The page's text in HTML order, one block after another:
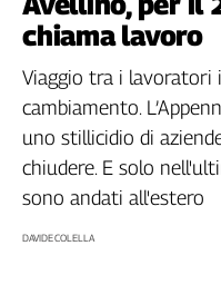
Filcams
Filctem
Fillea
Filt
Fisac
Fp
chiama lavoro
Viaggio tra i lavoratori
cambiamento.
uno stillicidio di
chiudere. E solo
sono andati all'estero
DAVIDE COLELLA